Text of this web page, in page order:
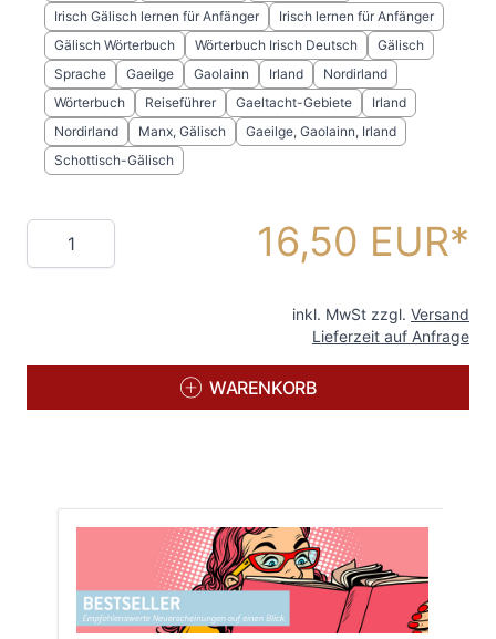
Irisch Gälisch lernen für Anfänger
Irisch lernen für Anfänger
Gälisch Wörterbuch
Wörterbuch Irisch Deutsch
Gälisch
Sprache
Gaeilge Gaolainn Irland
Nordirland
Wörterbuch
Reiseführer Gaeltacht-Gebiete
Irland
Nordirland
Manx, Gälisch
Gaeilge, Gaolainn, Irland
Schottisch-Gälisch
Menge 16,50 EUR
inkl. MwSt zzgl. Versand
Lieferzeit auf Anfrage
WARENKORB